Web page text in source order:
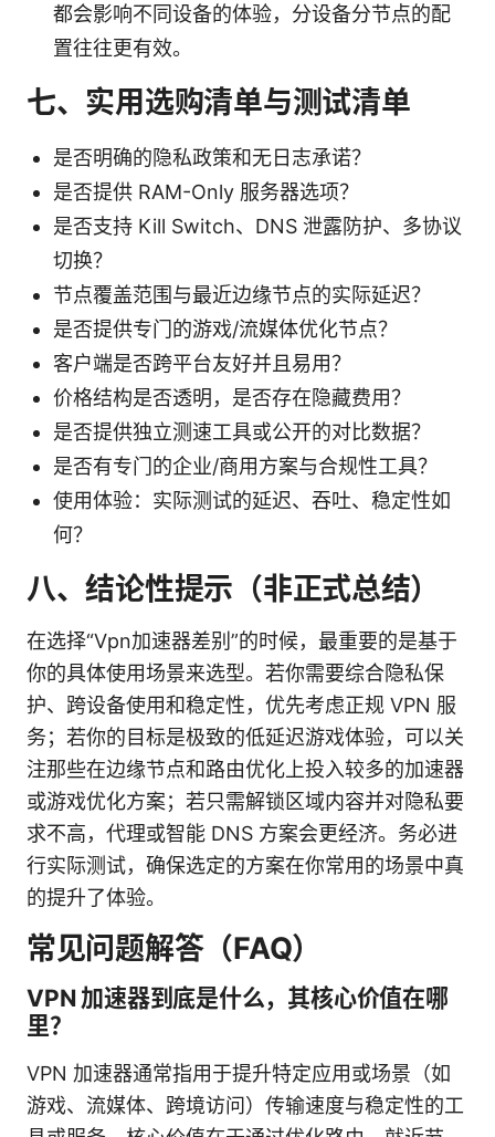
都会影响不同设备的体验，分设备分节点的配
置往往更有效。
七、实用选购清单与测试清单
是否明确的隐私政策和无日志承诺？
是否提供 RAM-Only 服务器选项？
是否支持 Kill Switch、DNS 泄露防护、多协议
切换？
节点覆盖范围与最近边缘节点的实际延迟？
是否提供专门的游戏/流媒体优化节点？
客户端是否跨平台友好并且易用？
价格结构是否透明，是否存在隐藏费用？
是否提供独立测速工具或公开的对比数据？
是否有专门的企业/商用方案与合规性工具？
使用体验：实际测试的延迟、吞吐、稳定性如
何？
八、结论性提示（非正式总结）
在选择“Vpn加速器差别”的时候，最重要的是基于
你的具体使用场景来选型。若你需要综合隐私保
护、跨设备使用和稳定性，优先考虑正规 VPN 服
务；若你的目标是极致的低延迟游戏体验，可以关
注那些在边缘节点和路由优化上投入较多的加速器
或游戏优化方案；若只需解锁区域内容并对隐私要
求不高，代理或智能 DNS 方案会更经济。务必进
行实际测试，确保选定的方案在你常用的场景中真
的提升了体验。
常见问题解答（FAQ）
VPN 加速器到底是什么，其核心价值在哪
里？
VPN 加速器通常指用于提升特定应用或场景（如
游戏、流媒体、跨境访问）传输速度与稳定性的工